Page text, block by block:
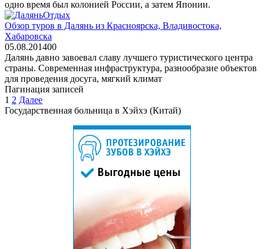
одно время был колонией России, а затем Японии.
Отдых
Обзор туров в Далянь из Красноярска, Владивостока,
Хабаровска
05.08.201400
Далянь давно завоевал славу лучшего туристического центра
страны. Современная инфраструктура, разнообразие объектов
для проведения досуга, мягкий климат
Пагинация записей
1 2 Далее
Государственная больница в Хэйхэ (Китай)